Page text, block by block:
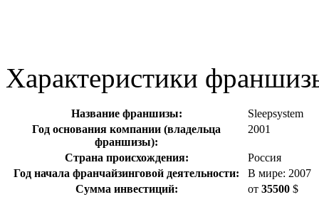
Характеристики
Название франшизы:
Sleepsystem
Год основания компании (владельца
франшизы):
2001
Страна происхождения:
Россия
Год начала франчайзинговой деятельности:
В мире: 2007
Сумма инвестиций:
от 35500 $